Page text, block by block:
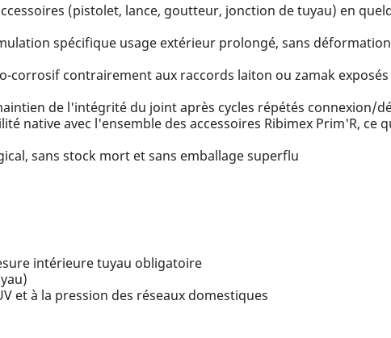
(pistolet, lance, goutteur, jonction de tuyau) en
spécifique usage extérieur prolongé, sans
corrosif contrairement aux raccords laiton ou zamak
de l'intégrité du joint après cycles répétés connexion/
native avec l'ensemble des accessoires Ribimex Prim'R, ce
sans stock mort et sans emballage superflu
intérieure tuyau obligatoire
et à la pression des réseaux domestiques